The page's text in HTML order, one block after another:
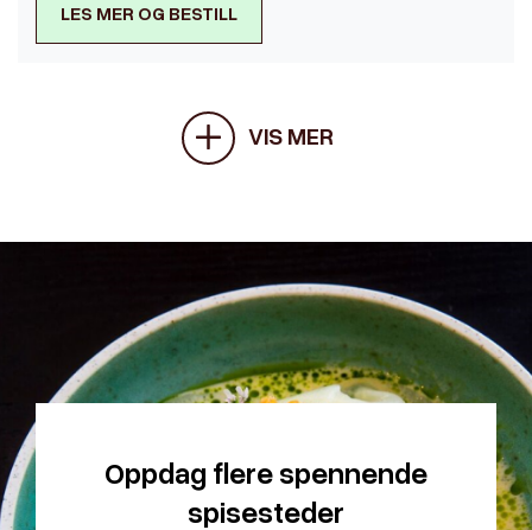
LES MER OG BESTILL
VIS MER
Oppdag flere spennende
spisesteder